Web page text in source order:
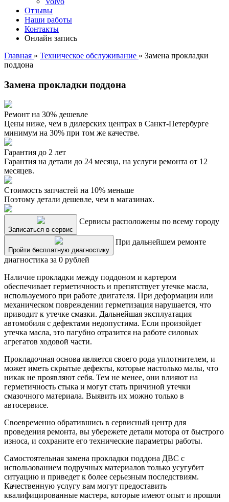
Отзывы
Наши работы
Контакты
Онлайн запись
Главная » Техническое обслуживание » Замена прокладки
поддона
Замена прокладки поддона
Ремонт на 30% дешевле
Цены ниже, чем в дилерских центрах в Санкт-Петербурге
минимум на 30% при том же качестве.
Гарантия до 2 лет
Гарантия на детали до 24 месяца, на услуги ремонта от 12
месяцев.
Стоимость запчастей на 10% меньше
Поэтому детали дешевле, чем в магазинах.
Записаться в сервис
Сервисы расположены по всему городу
Пройти бесплатную диагностику
При дальнейшем ремонте
диагностика за 0 рублей
Наличие прокладки между поддоном и картером
обеспечивает герметичность и препятствует утечке масла,
используемого при работе двигателя. При деформации или
механическом повреждении герметизация нарушается, что
приводит к утечке смазки. Дальнейшая эксплуатация
автомобиля с дефектами недопустима. Если произойдет
утечка масла, это пагубно отразится на работе силовых
агрегатов ходовой части.
Прокладочная основа является своего рода уплотнителем, и
может иметь скрытые дефекты, которые настолько малы, что
никак не проявляют себя. Тем не менее, они влияют на
герметичность стыка и могут стать причиной утечки
смазочного материала. Выявить их можно только в
автосервисе.
Своевременно обратившись в сервисный центр для
проведения ремонта, вы убережете детали мотора от быстрого
износа, и сохраните его технические параметры работы.
Самостоятельная замена прокладки поддона ДВС с
использованием подручных материалов только усугубит
ситуацию и приведет к более серьезным последствиям.
Качественную услугу вам могут предоставить
квалифицированные мастера, которые имеют опыт и прошли